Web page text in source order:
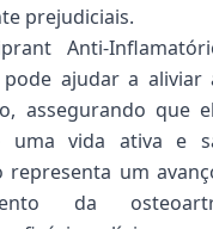
prejudiciais.
Anti-
pode ajudar a
assegurando que
uma vida ativa e
representa um
da